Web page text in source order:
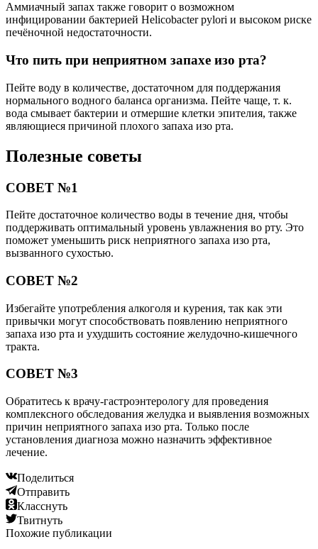
Аммиачный запах также говорит о возможном
инфицировании бактерией Helicobacter pylori и высоком риске
печёночной недостаточности.
Что пить при неприятном запахе изо рта?
Пейте воду в количестве, достаточном для поддержания
нормального водного баланса организма. Пейте чаще, т. к.
вода смывает бактерии и отмершие клетки эпителия, также
являющиеся причиной плохого запаха изо рта.
Полезные советы
СОВЕТ №1
Пейте достаточное количество воды в течение дня, чтобы
поддерживать оптимальный уровень увлажнения во рту. Это
поможет уменьшить риск неприятного запаха изо рта,
вызванного сухостью.
СОВЕТ №2
Избегайте употребления алкоголя и курения, так как эти
привычки могут способствовать появлению неприятного
запаха изо рта и ухудшить состояние желудочно-кишечного
тракта.
СОВЕТ №3
Обратитесь к врачу-гастроэнтерологу для проведения
комплексного обследования желудка и выявления возможных
причин неприятного запаха изо рта. Только после
установления диагноза можно назначить эффективное
лечение.
Поделиться
Отправить
Класснуть
Твитнуть
Похожие публикации